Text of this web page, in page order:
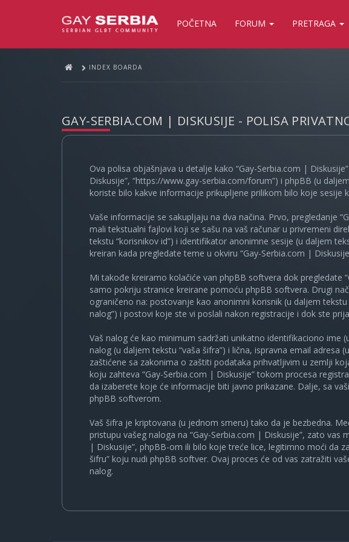
POČETNA FORUM PRETRAGA
INDEX BOARDA
GAY-SERBIA.COM | DISKUSIJE - POLISA
Ova polisa objašnjava u detalje kako “Gay-Serbia.com |
Diskusije”, “https://www.gay-serbia.com/forum”) i phpBB (u
koriste bilo kakve informacije prikupljene prilikom bilo koje sesije
Vaše informacije se sakupljaju na dva načina. Prvo, pregledanje
mali tekstualni fajlovi koji se sašu na vaš računar u privremeni
tekstu “korisnikov id”) i identifikator anonimne sesije (u daljem
kreiran kada pregledate teme u okviru “Gay-Serbia.com |
Mi takođe kreiramo kolačiće van phpBB softvera dok pregledate
samo pokriju stranice kreirane pomoću phpBB softvera. Drugi
ograničeno na: postovanje kao anonimni korisnik (u daljem
nalog”) i postovi koje ste vi poslali nakon registracije i dok ste
Vaš nalog će kao minimum sadržati unikatno identifikaciono ime
nalog (u daljem tekstu “vaša šifra”) i lična, ispravna email adresa
zaštićene sa zakonima o zaštiti podataka prihvatljivim u zemlji
koju zahteva “Gay-Serbia.com | Diskusije” tokom procesa
da izaberete koje će informacije biti javno prikazane. Dalje, sa
phpBB softverom.
Vaš šifra je kriptovana (u jednom smeru) tako da je bezbedna.
pristupu vašeg naloga na “Gay-Serbia.com | Diskusije”, zato
| Diskusije”, phpBB-om ili bilo koje treće lice, legitimno moći da
šifru” koju nudi phpBB softver. Ovaj proces će od vas zatražiti
nalog.